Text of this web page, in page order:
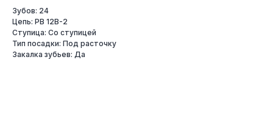
Зубов: 24
Цепь: PB 12B-2
Ступица: Со ступицей
Тип посадки: Под расточку
Закалка зубьев: Да